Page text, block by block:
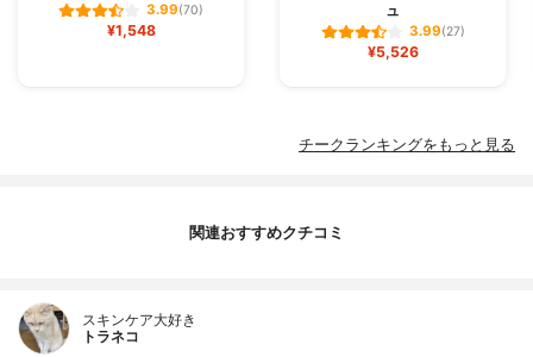
3.99(70)
¥1,548
ュ
3.99(27)
¥5,526
チークランキングをもっと見る
関連おすすめクチコミ
スキンケア大好き
トラネコ